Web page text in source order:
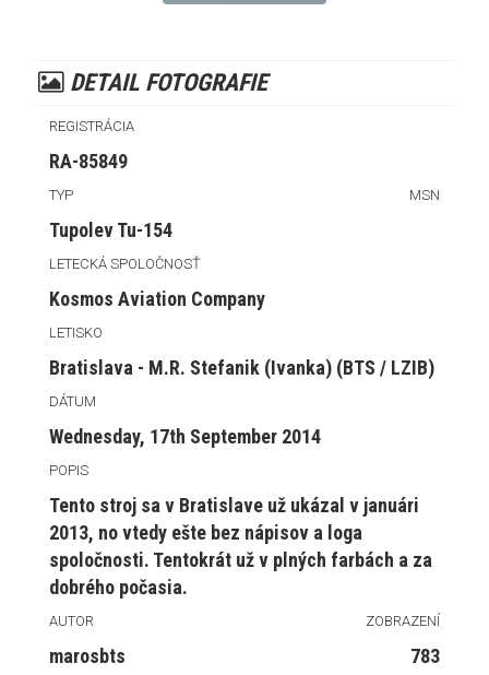
DETAIL FOTOGRAFIE
REGISTRÁCIA
RA-85849
TYP MSN
Tupolev Tu-154
LETECKÁ SPOLOČNOSŤ
Kosmos Aviation Company
LETISKO
Bratislava - M.R. Stefanik (Ivanka) (BTS / LZIB)
DÁTUM
Wednesday, 17th September 2014
POPIS
Tento stroj sa v Bratislave už ukázal v januári
2013, no vtedy ešte bez nápisov a loga
spoločnosti. Tentokrát už v plných farbách a za
dobrého počasia.
AUTOR ZOBRAZENÍ
marosbts 783